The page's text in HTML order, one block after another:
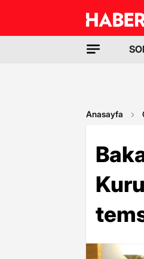
Anasayfa